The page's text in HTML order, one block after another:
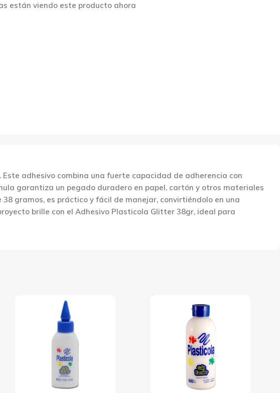
están viendo este producto ahora
adhesivo combina una fuerte capacidad de adherencia con
garantiza un pegado duradero en papel, cartón y otros materiales
gramos, es práctico y fácil de manejar, convirtiéndolo en una
brille con el Adhesivo Plasticola Glitter 38gr, ideal para